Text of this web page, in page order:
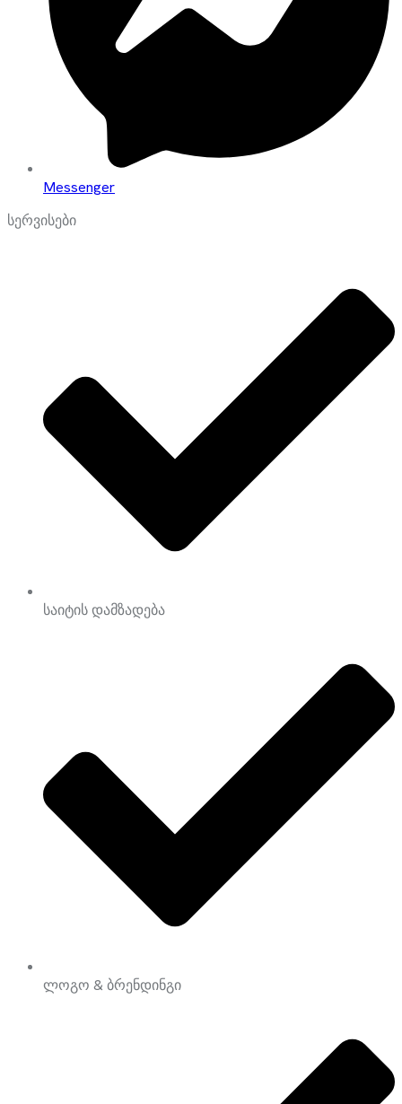
Messenger
სერვისები
საიტის დამზადება
ლოგო & ბრენდინგი